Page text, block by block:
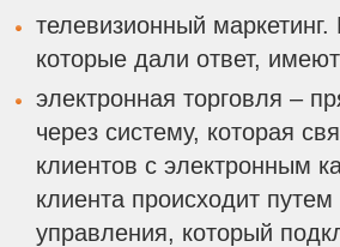
телевизионный
которые дали ответ,
электронная торговля –
через систему, которая
клиентов с электронным
клиента происходит
управления, который